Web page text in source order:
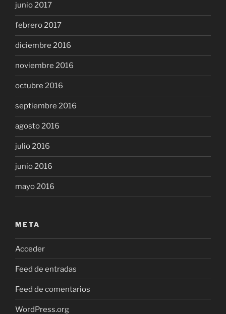
junio 2017
febrero 2017
diciembre 2016
noviembre 2016
octubre 2016
septiembre 2016
agosto 2016
julio 2016
junio 2016
mayo 2016
META
Acceder
Feed de entradas
Feed de comentarios
WordPress.org